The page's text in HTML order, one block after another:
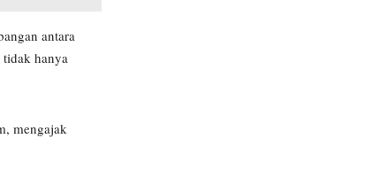
antara
tidak hanya
mengajak